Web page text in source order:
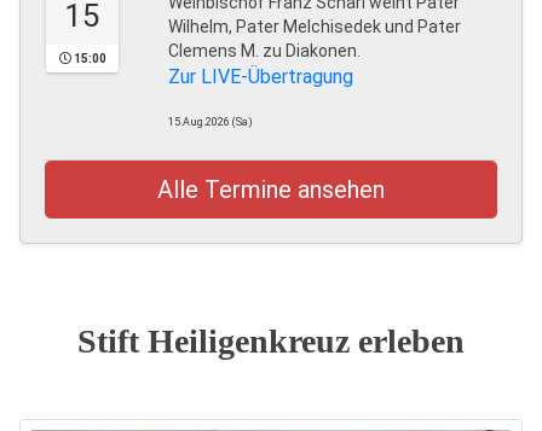
15
15:00
Wilhelm, Pater Melchisedek und Pater
Clemens M. zu Diakonen.
Zur LIVE-Übertragung
15.Aug.2026 (Sa)
Alle Termine ansehen
Stift Heiligenkreuz erleben